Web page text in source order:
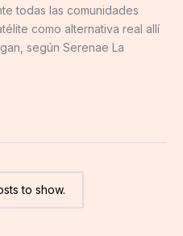
todas las comunidades
como alternativa real allí
según Serenae La
to show.